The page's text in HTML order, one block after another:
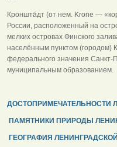
Кроншта́дт (от нем. Krone —
России, расположенный на
мелких островах Финского
населённым пунктом (городом)
федерального значения Санкт-
муниципальным образованием.
ДОСТОПРИМЕЧАТЕЛЬНОСТИ
ПАМЯТНИКИ ПРИРОДЫ
ГЕОГРАФИЯ